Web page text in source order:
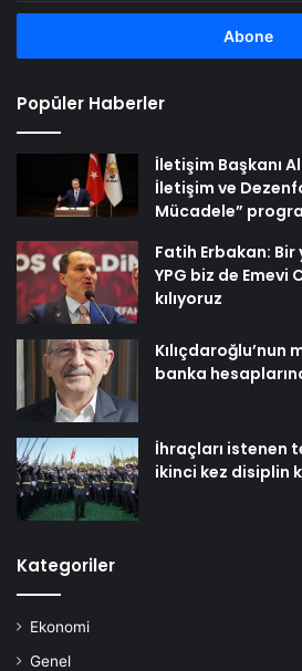
adresinizi
Popüler Haberler
İletişim Başkanı
İletişim ve
Mücadele”
Fatih Erbakan:
YPG biz de Emevi
kılıyoruz
Kılıçdaroğlu’nun
banka
İhraçları istenen
ikinci kez disiplin
Kategoriler
Ekonomi
Genel